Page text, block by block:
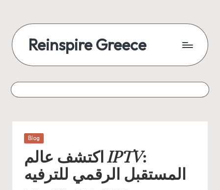
Reinspire Greece
Posted
Blog
اكتشف عالمIPTV:
المستقبل الرقمي للترفيه